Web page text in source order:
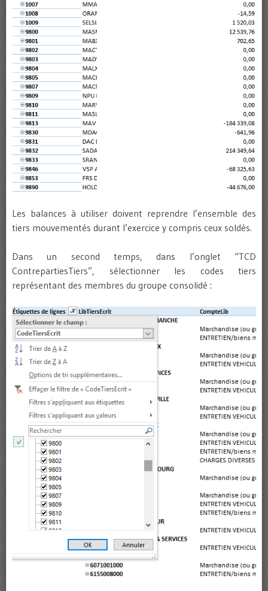
Les balances à utiliser doivent reprendre l’ensemble des
tiers mouvementés durant l’exercice y compris ceux soldés.
Dans un second temps, dans l’onglet “TCD
ContrepartiesTiers”, sélectionner les codes tiers
représentant des membres du groupe consolidé :